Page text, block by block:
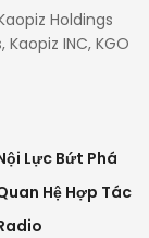
Holdings
INC, KGO
Lực Bứt Phá
Hệ Hợp Tác